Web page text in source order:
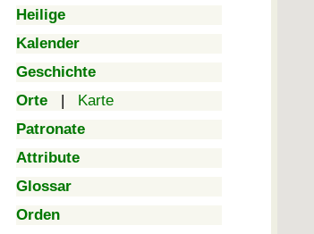
Heilige
Kalender
Geschichte
Orte | Karte
Patronate
Attribute
Glossar
Orden